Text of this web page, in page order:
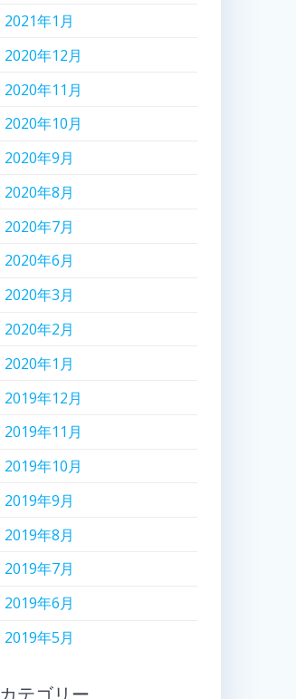
2021年1月
2020年12月
2020年11月
2020年10月
2020年9月
2020年8月
2020年7月
2020年6月
2020年3月
2020年2月
2020年1月
2019年12月
2019年11月
2019年10月
2019年9月
2019年8月
2019年7月
2019年6月
2019年5月
カテゴリー